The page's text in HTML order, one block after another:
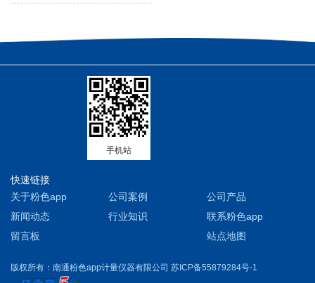
手机站
快速链接
关于粉色app
公司案例
公司产品
新闻动态
行业知识
联系粉色app
留言板
站点地图
版权所有：南通粉色app计量仪器有限公司 苏ICP备55879284号-1